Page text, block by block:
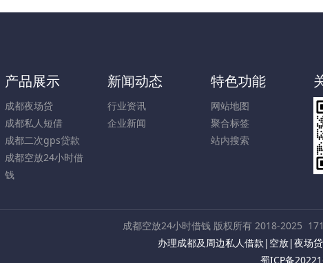
产品展示
成都夜场贷
成都私人短借
成都二次gps贷款
成都空放24小时借
钱
新闻动态
行业资讯
企业新闻
特色功能
网站地图
聚合标签
站内搜索
成都空放24小时借钱 版权所有 2018-2025
办理成都及周边私人借款|空放|夜场
蜀ICP备